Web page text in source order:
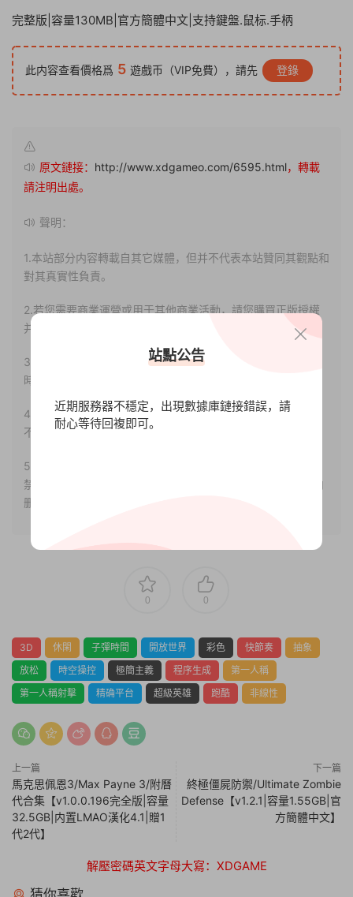
完整版|容量130MB|官方簡體中文|支持鍵盤.鼠标.手柄
此内容查看價格爲 5 遊戲币（VIP免費），請先 登錄
原文鏈接： http://www.xdgameo.com/6595.html，轉載
請注明出處。
聲明：
1.本站部分内容轉載自其它媒體，但并不代表本站贊同其觀點和
對其真實性負責。
2.若您需要商業運營或用于其他商業活動，請您購買正版授權
并合法使用。
3.如果本站有侵犯、不妥之處的資源，請聯系我們。将會第一
時間解決！
4.本站部分内容均由互聯網收集整理，僅供大家參考、學習，
不存在任何商業目的與商業用途。
5.本站提供的所有資源僅供參考學習使用，版權歸原著所有，
禁止下載本站資源參與任何商業和非法行爲，請于24小時之内
删除!
0 0
3D 休閑 子彈時間 開放世界 彩色 快節奏
抽象
放松
時空操控 極簡主義 程序生成
第一人稱
第一人稱射擊
精确平台 超級英雄 跑酷 非線性
上一篇
馬克思佩恩3/Max Payne 3/附曆
代合集【v1.0.0.196完全版|容量
32.5GB|内置LMAO漢化4.1|贈1
代2代】
下一篇
終極僵屍防禦/Ultimate Zombie
Defense【v1.2.1|容量1.55GB|官
方簡體中文】
解壓密碼英文字母大寫：XDGAME
站點公告
近期服務器不穩定，出現數據庫鏈接錯誤，請
耐心等待回複即可。